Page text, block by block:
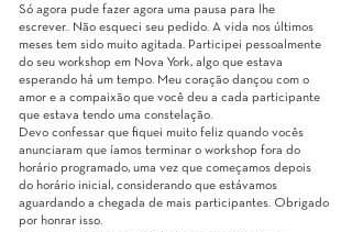
Só agora pude fazer agora uma pausa para lhe
escrever.. Não esqueci seu pedido. A vida nos últimos
meses tem sido muito agitada. Participei pessoalmente
do seu workshop em Nova York, algo que estava
esperando há um tempo. Meu coração dançou com o
amor e a compaixão que você deu a cada participante
que estava tendo uma constelação.
Devo confessar que fiquei muito feliz quando vocês
anunciaram que íamos terminar o workshop fora do
horário programado, uma vez que começamos depois
do horário inicial, considerando que estávamos
aguardando a chegada de mais participantes. Obrigado
por honrar isso.